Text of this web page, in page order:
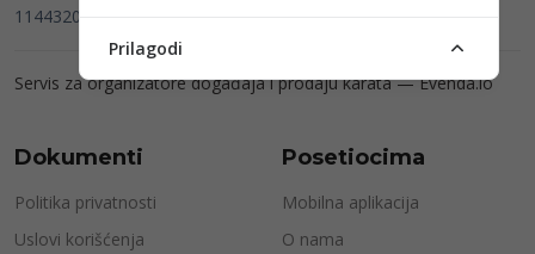
114432064, MB 22023195,mail@tic.rs, +381 63 173 3142
Servis za organizatore događaja i prodaju karata —Evenda.io
Dokumenti
Politika privatnosti
Uslovi korišćenja
Posetiocima
Mobilna aplikacija
O nama
Prilagodi